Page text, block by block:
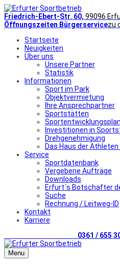
Friedrich-Ebert-Str. 60, 99096
Öffnungszeiten Bürgerservicezu
Startseite
Neuigkeiten
Über uns
Unsere Partner
Statistik
Informationen
Sport im Park
Objektvermietung
Ihre Ansprechpartner
Sportstätten
Sportentwicklungsplan
Investitionen in
Drehgenehmigung
Das Haus der
Service
Sportdatenbank
Vergebene Aufträge
Downloads
Erfurt´s Botschafter
Suche
Rechnung / Leitweg-ID
Kontakt
Karriere
0361 / 655
Menu